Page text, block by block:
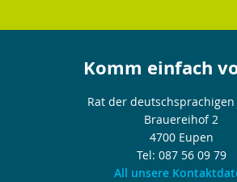
Komm einfach
Rat der deutschsprachigen
Brauereihof 2
4700 Eupen
Tel: 087 56 09 79
All unsere